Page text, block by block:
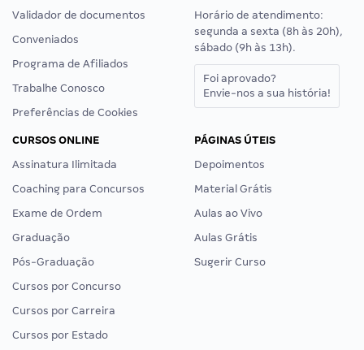
Validador de documentos
Conveniados
Programa de Afiliados
Trabalhe Conosco
Preferências de Cookies
Horário de atendimento:
segunda a sexta (8h às 20h),
sábado (9h às 13h).
Foi aprovado?
Envie-nos a sua história!
CURSOS ONLINE
Assinatura Ilimitada
Coaching para Concursos
Exame de Ordem
Graduação
Pós-Graduação
Cursos por Concurso
Cursos por Carreira
Cursos por Estado
PÁGINAS ÚTEIS
Depoimentos
Material Grátis
Aulas ao Vivo
Aulas Grátis
Sugerir Curso